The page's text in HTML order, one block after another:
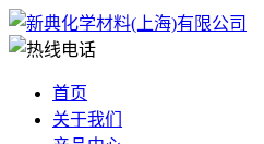
首页
关于我们